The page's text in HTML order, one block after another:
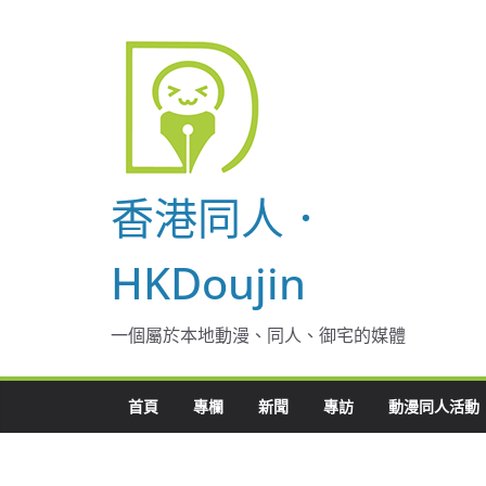
香港同人．
HKDoujin
一個屬於本地動漫、同人、御宅的媒體
首頁 專欄 新聞 專訪 動漫同人活動